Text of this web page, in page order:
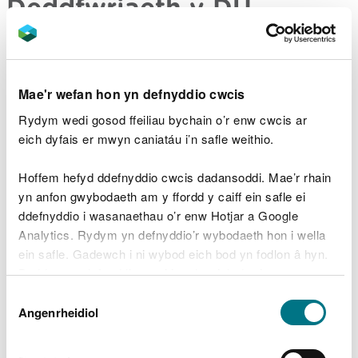
Mae'r wefan hon yn defnyddio cwcis
Rydym wedi gosod ffeiliau bychain o’r enw cwcis ar
eich dyfais er mwyn caniatáu i’n safle weithio.
Hoffem hefyd ddefnyddio cwcis dadansoddi. Mae’r rhain
yn anfon gwybodaeth am y ffordd y caiff ein safle ei
ddefnyddio i wasanaethau o’r enw Hotjar a Google
Analytics. Rydym yn defnyddio’r wybodaeth hon i wella
ein safle. Gadewch i ni wybod eich bod yn fodlon â hyn.
Byddwn yn defnyddio cwci i gadw eich dewis.
Gellirdarllen mwy am ein cwcis cyn i chi ddewis.
Caniatâd
Angenrheidiol
Deddfwriaeth y DU
feddu ar y canlynol:
unrhyw aderyn gwyllt byw neu farw
wy aderyn gwyllt neu unrhyw ran o wy
yn Atodlen 5
unrhywblanhigyn marw neu fyw sydd wedi'i
restru yn Atodlen 8
Mae yna droseddau tebyg sy'n ymwneud â
MaeDeddf Diogelu Moch Daear 1992
yn ei gwneud